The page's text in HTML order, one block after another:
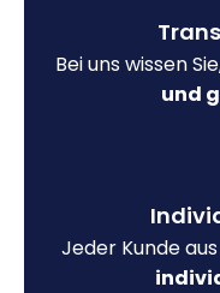
Bei uns wissen
und
Jeder Kunde